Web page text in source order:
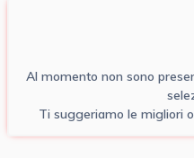
Al momento non sono
Ti suggeriamo le migliori